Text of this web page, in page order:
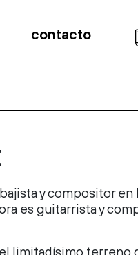
contacto
y compositor en
es guitarrista y
limitadísimo terreno